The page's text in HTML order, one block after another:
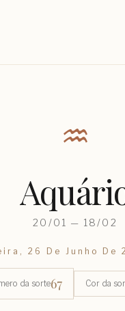
♒︎
20/01 — 18/02
26 De Junho De
da sorte67 Cor da